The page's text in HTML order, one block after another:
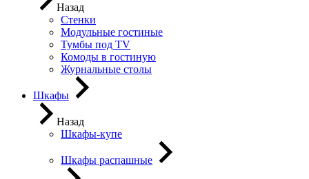
Назад
Стенки
Модульные гостиные
Тумбы под ТV
Комоды в гостиную
Журнальные столы
Шкафы
Назад
Шкафы-купе
Шкафы распашные